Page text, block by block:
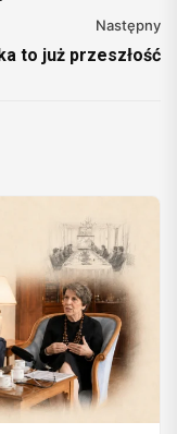
Następny
to już przeszłość